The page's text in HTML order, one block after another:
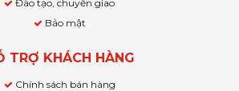
Đào tạo, chuyển giao
Bảo mật
TRỢ KHÁCH HÀNG
Chính sách bán hàng